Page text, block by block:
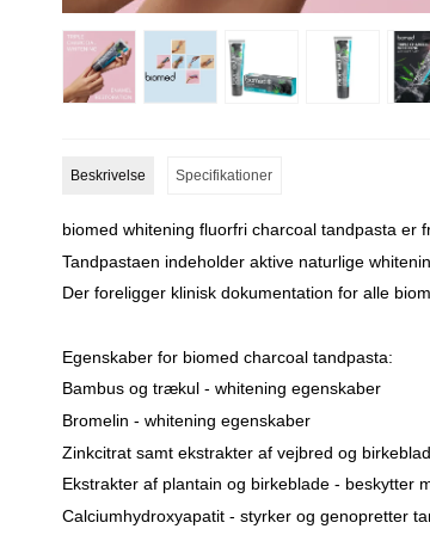
Beskrivelse Specifikationer
biomed whitening fluorfri charcoal tandpasta er
Tandpastaen indeholder aktive naturlige
Der foreligger klinisk dokumentation for alle
Egenskaber for biomed charcoal tandpasta:
Bambus og trækul - whitening egenskaber
Bromelin - whitening egenskaber
Zinkcitrat samt ekstrakter af vejbred og
Ekstrakter af plantain og birkeblade - beskytter
Calciumhydroxyapatit - styrker og genopretter